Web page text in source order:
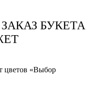
БУКЕТА
цветов «Выбор